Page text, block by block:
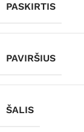
PASKIRTIS
PAVIRŠIUS
ŠALIS